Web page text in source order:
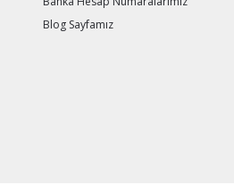
Blog Sayfamız